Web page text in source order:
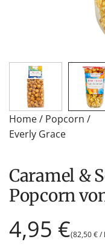
Home/ Popcorn /
Everly Grace
Caramel & Sea Salt Sensation
Popcorn
4,95 €(82,50 €/